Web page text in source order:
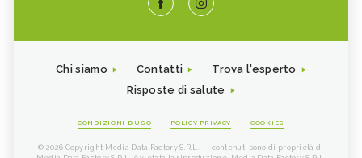
Chi siamo Contatti
Trova l'esperto
Risposte di salute
CONDIZIONI D'USO POLICY PRIVACY COOKIES
© 2026 Copyright Media Data Factory S.R.L. - I contenuti sono di proprietà di